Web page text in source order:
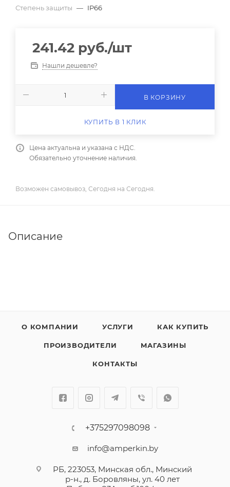
Степень защиты — IP66
241.42 руб./шт
Нашли дешевле?
В КОРЗИНУ
КУПИТЬ В 1 КЛИК
Цена актуальна и указана с НДС.
Обязательно уточнение наличия.
Возможен самовывоз, Сегодня на Сегодня.
Описание
О КОМПАНИИ УСЛУГИ КАК КУПИТЬ
ПРОИЗВОДИТЕЛИ МАГАЗИНЫ
КОНТАКТЫ
+375297098098
info@amperkin.by
РБ, 223053, Минская обл., Минский
р-н., д. Боровляны, ул. 40 лет